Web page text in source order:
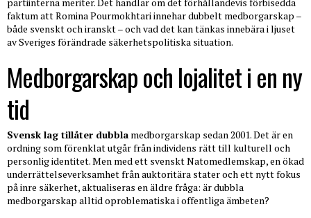
partiinterna meriter. Det handlar om det förhållandevis förbisedda
faktum att Romina Pourmokhtari innehar dubbelt medborgarskap –
både svenskt och iranskt – och vad det kan tänkas innebära i ljuset
av Sveriges förändrade säkerhetspolitiska situation.
Medborgarskap och lojalitet i en ny
tid
Svensk lag tillåter dubbla medborgarskap sedan 2001. Det är en
ordning som förenklat utgår från individens rätt till kulturell och
personlig identitet. Men med ett svenskt Natomedlemskap, en ökad
underrättelseverksamhet från auktoritära stater och ett nytt fokus
på inre säkerhet, aktualiseras en äldre fråga: är dubbla
medborgarskap alltid oproblematiska i offentliga ämbeten?